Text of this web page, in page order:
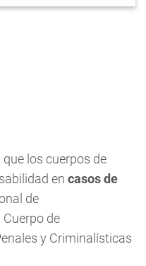
los cuerpos de
en casos de
de
de
y Criminalísticas